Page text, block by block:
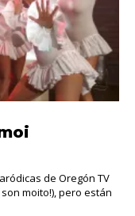
de Oregón TV
moito!), pero están